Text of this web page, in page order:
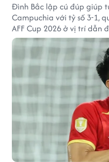
Đình Bắc lập cú đúp giúp
Campuchia với tỷ số 3-1,
AFF Cup 2026 ở vị trí dẫn